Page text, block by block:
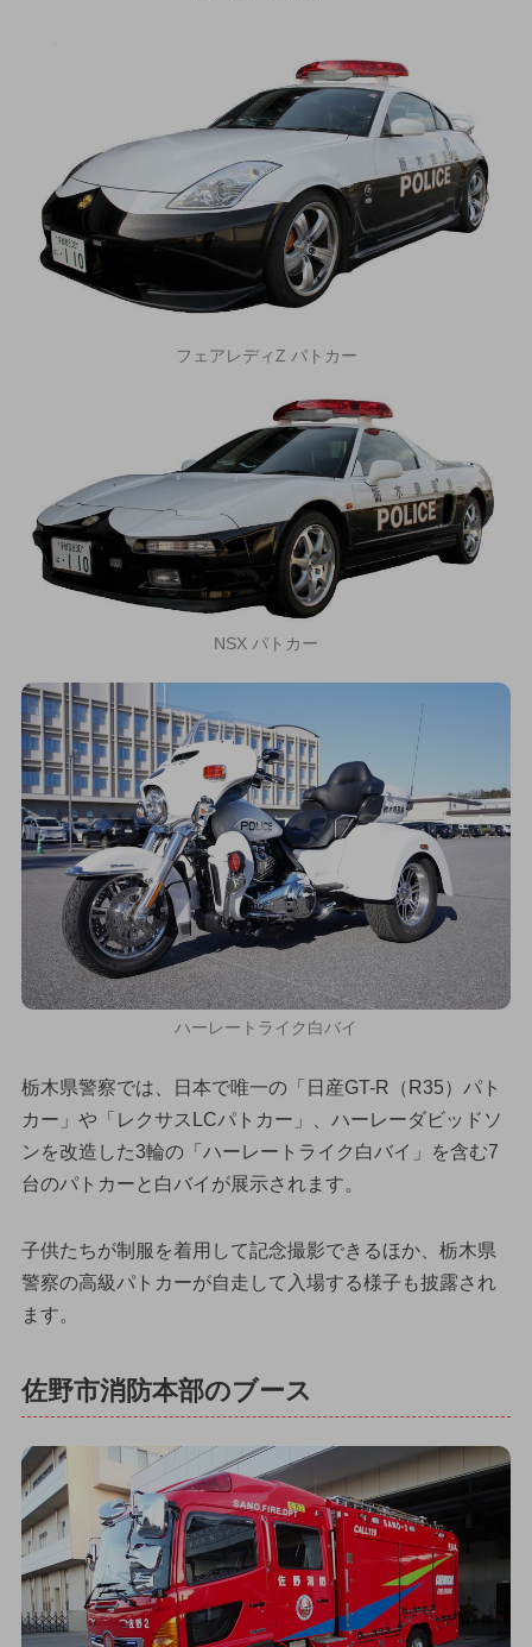
フェアレディZ パトカー
NSX パトカー
ハーレートライク白バイ
栃木県警察では、日本で唯一の「日産GT-R（R35）パト
カー」や「レクサスLCパトカー」、ハーレーダビッドソ
ンを改造した3輪の「ハーレートライク白バイ」を含む7
台のパトカーと白バイが展示されます。
子供たちが制服を着用して記念撮影できるほか、栃木県
警察の高級パトカーが自走して入場する様子も披露され
ます。
佐野市消防本部のブース